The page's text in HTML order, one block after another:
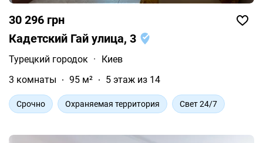
30 296 грн
Кадетский Гай улица, 3
Турецкий городок ·
Киев
3 комнаты
95 м² 5 этаж из 14
Срочно Охраняемая территория Свет 24/7